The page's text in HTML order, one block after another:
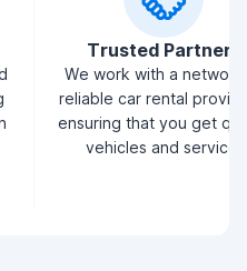
Trusted Partners
We work with a
reliable car rental
ensuring that you get
vehicles and service.